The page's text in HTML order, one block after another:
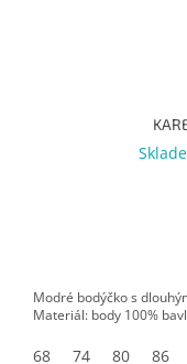
Modré bodýčko s
Materiál: body 100%
68 74 80 86